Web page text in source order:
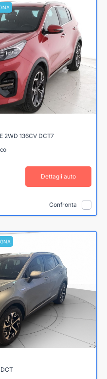
2WD 136CV DCT7
Dettagli auto
Confronta